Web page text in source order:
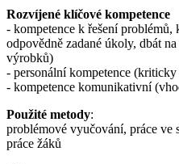
Rozvíjené klíčové kompetence
- kompetence k řešení problémů,
odpovědně zadané úkoly, dbát
výrobků)
- personální kompetence
- kompetence komunikativní
Použité metody:
problémové vyučování, práce ve
práce žáků